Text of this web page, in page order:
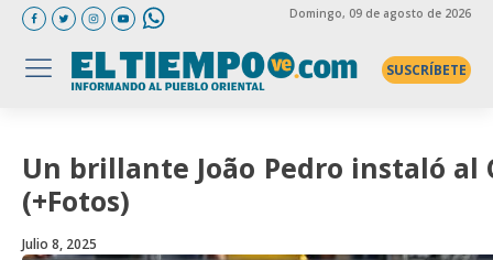
Domingo, 09 de agosto de 2026
SUSCRÍBETE
Un brillante João Pedro instaló al
(+Fotos)
Julio 8, 2025